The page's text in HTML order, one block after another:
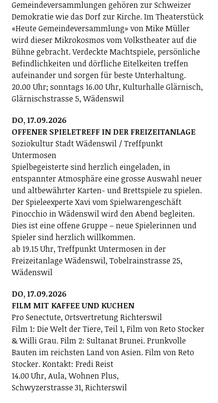
Gemeindeversammlungen gehören zur Schweizer
Demokratie wie das Dorf zur Kirche. Im Theaterstück
«Heute Gemeindeversammlung» von Mike Müller
wird dieser Mikrokosmos vom Volkstheater auf die
Bühne gebracht. Verdeckte Machtspiele, persönliche
Befindlichkeiten und dörfliche Eitelkeiten treffen
aufeinander und sorgen für beste Unterhaltung.
20.00 Uhr; sonntags 16.00 Uhr, Kulturhalle Glärnisch,
Glärnischstrasse 5, Wädenswil
DO, 17.09.2026
OFFENER SPIELETREFF IN DER FREIZEITANLAGE
Soziokultur Stadt Wädenswil / Treffpunkt
Untermosen
Spielbegeisterte sind herzlich eingeladen, in
entspannter Atmosphäre eine grosse Auswahl neuer
und altbewährter Karten- und Brettspiele zu spielen.
Der Spieleexperte Xavi vom Spielwarengeschäft
Pinocchio in Wädenswil wird den Abend begleiten.
Dies ist eine offene Gruppe – neue Spielerinnen und
Spieler sind herzlich willkommen.
ab 19.15 Uhr, Treffpunkt Untermosen in der
Freizeitanlage Wädenswil, Tobelrainstrasse 25,
Wädenswil
DO, 17.09.2026
FILM MIT KAFFEE UND KUCHEN
Pro Senectute, Ortsvertretung Richterswil
Film 1: Die Welt der Tiere, Teil 1, Film von Reto Stocker
& Willi Grau. Film 2: Sultanat Brunei. Prunkvolle
Bauten im reichsten Land von Asien. Film von Reto
Stocker. Kontakt: Fredi Reist
14.00 Uhr, Aula, Wohnen Plus,
Schwyzerstrasse 31, Richterswil